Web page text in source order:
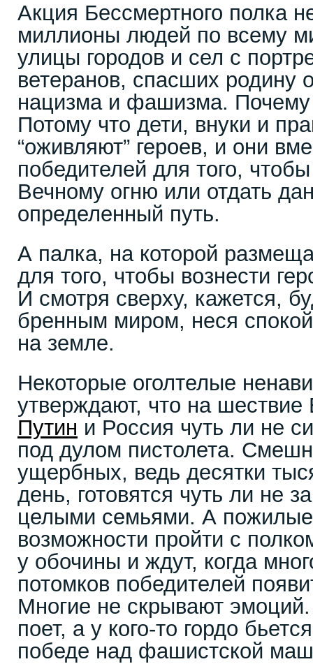
Акция Бессмертного полка
миллионы людей по всему
улицы городов и сел с
ветеранов, спасших родину
нацизма и фашизма.
Потому что дети, внуки и
“оживляют” героев, и они
победителей для того,
Вечному огню или отдать
определенный путь.
А палка, на которой
для того, чтобы вознести
И смотря сверху, кажется,
бренным миром, неся
на земле.
Некоторые оголтелые
утверждают, что на шествие
Путин и Россия чуть ли не
под дулом пистолета.
ущербных, ведь десятки
день, готовятся чуть ли не
целыми семьями. А
возможности пройти с
у обочины и ждут, когда
потомков победителей
Многие не скрывают эмоций.
поет, а у кого-то гордо
победе над фашистской